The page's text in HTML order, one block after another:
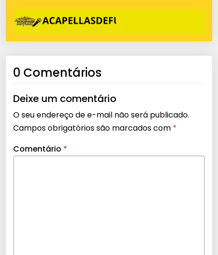
0 Comentários
Deixe um comentário
O seu endereço de e-mail não será publicado.
Campos obrigatórios são marcados com *
Comentário *